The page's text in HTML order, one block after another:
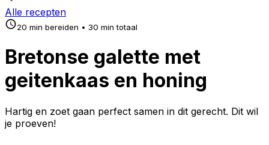
Alle recepten
20 min bereiden • 30 min totaal
Bretonse galette met
geitenkaas en honing
Hartig en zoet gaan perfect samen in dit gerecht. Dit wil
je proeven!